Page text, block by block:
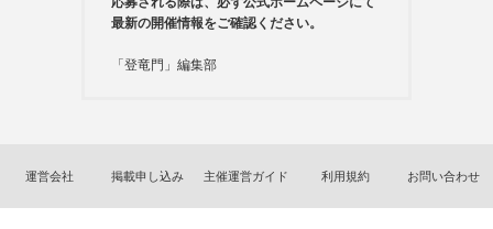
最新の開催情報をご確認ください。
「登竜門」編集部
運営会社 掲載申し込み 主催運営ガイド 利用規約 お問い合わせ